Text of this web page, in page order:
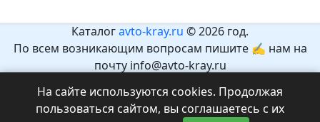
Каталогavto-kray.ru © 2026 год.
По всем возникающим вопросам пишите ✍ нам на
почту info@avto-kray.ru
которая может причинить вред здоровью и развитию
детей.
На сайте используются cookies. Продолжая
пользоваться сайтом, вы соглашаетесь с их